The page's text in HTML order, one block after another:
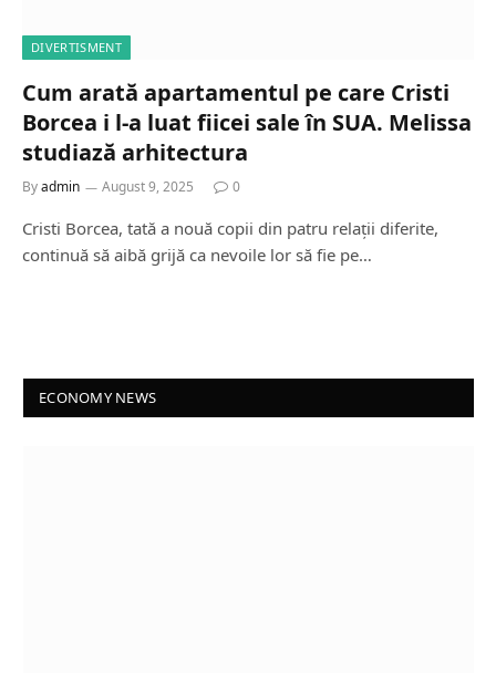
DIVERTISMENT
Cum arată apartamentul pe care Cristi
Borcea i l-a luat fiicei sale în SUA. Melissa
studiază arhitectura
Byadmin August 9, 2025 0
Cristi Borcea, tată a nouă copii din patru relații diferite,
continuă să aibă grijă ca nevoile lor să fie pe…
ECONOMY NEWS